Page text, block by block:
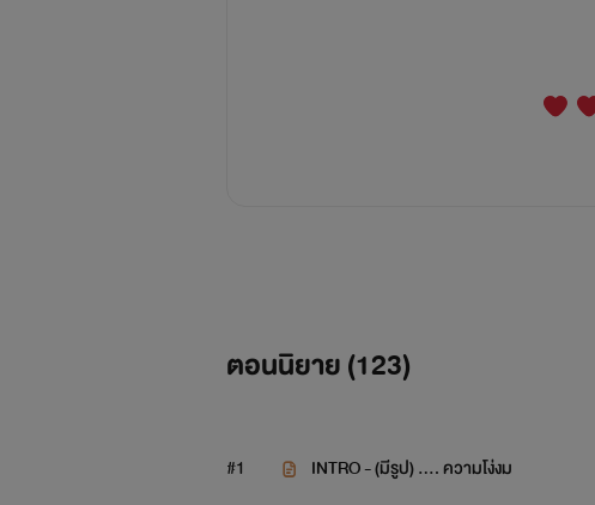
ตอนนิยาย (123)
#1 INTRO - (มีรูป) …. ความโง่งม